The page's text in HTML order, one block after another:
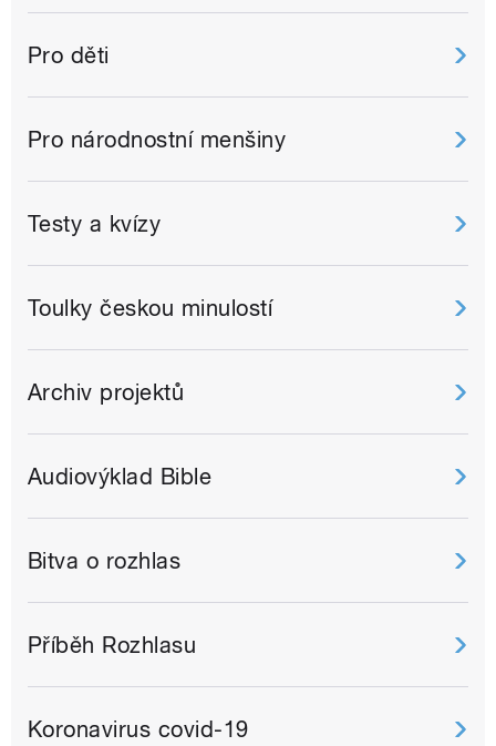
Pro děti
Pro národnostní menšiny
Testy a kvízy
Toulky českou minulostí
Archiv projektů
Audiovýklad Bible
Bitva o rozhlas
Příběh Rozhlasu
Koronavirus covid-19